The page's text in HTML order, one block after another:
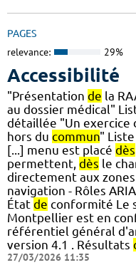
PAGES
relevance: 29%
Accessibilité
"Présentation de la
au dossier médical"
détaillée "Un
hors du commun" Liste
[...] menu est placé dès
permettent, dès le
directement aux
navigation - Rôles ARIA
État de conformité Le
Montpellier est en
référentiel général
version 4.1 . Résultats
27/03/2026 11:35